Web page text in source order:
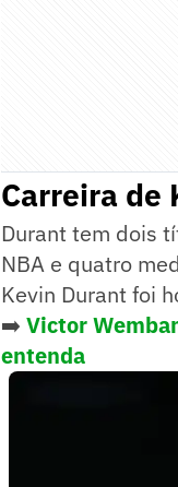
Carreira de
Durant tem dois
NBA e quatro
Kevin Durant foi
➡️ Victor
entenda